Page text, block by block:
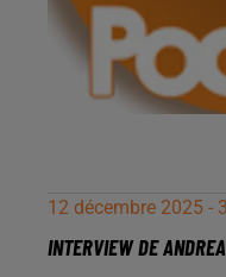
12 décembre 2025 -
INTERVIEW DE